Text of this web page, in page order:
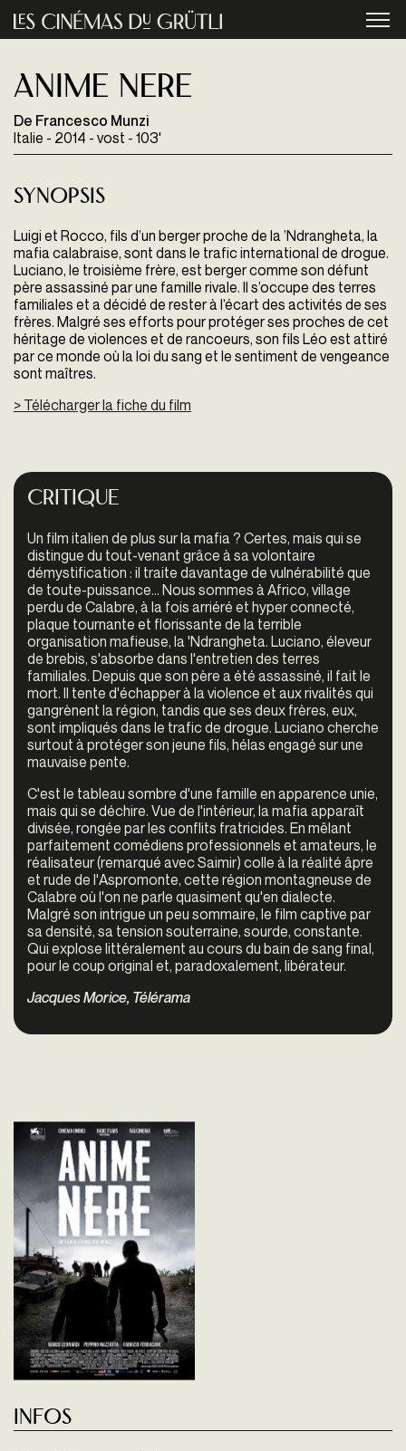
Aller au contenu principal
Anime nere
De Francesco Munzi
Italie - 2014 - vost - 103'
Synopsis
Luigi et Rocco, fils d’un berger proche de la ’Ndrangheta, la
mafia calabraise, sont dans le trafic international de drogue.
Luciano, le troisième frère, est berger comme son défunt
père assassiné par une famille rivale. Il s’occupe des terres
familiales et a décidé de rester à l’écart des activités de ses
frères. Malgré ses efforts pour protéger ses proches de cet
héritage de violences et de rancoeurs, son fils Léo est attiré
par ce monde où la loi du sang et le sentiment de vengeance
sont maîtres.
> Télécharger la fiche du film
Critique
Un film italien de plus sur la mafia ? Certes, mais qui se
dis­tingue du tout-venant grâce à sa volontaire
démystification : il traite davantage de vulnérabilité que
de toute-puissance... Nous sommes à Africo, village
perdu de Calabre, à la fois arriéré et hyper connecté,
plaque tournante et florissante de la terrible
organisation mafieuse, la 'Ndrangheta. Luciano, éleveur
de brebis, s'absorbe dans l'entretien des terres
familiales. Depuis que son père a été assassiné, il fait le
mort. Il tente d'échapper à la violence et aux rivalités qui
gangrènent la région, tandis que ses deux frères, eux,
sont impliqués dans le trafic de drogue. Luciano cherche
surtout à protéger son jeune fils, hélas engagé sur une
mauvaise pente.
C'est le tableau sombre d'une famille en apparence unie,
mais qui se déchire. Vue de l'intérieur, la mafia ­apparaît
divisée, rongée par les con­flits fratricides. En mêlant
parfaitement ­comédiens professionnels et amateurs, le
réalisateur (remarqué avecSaimir) colle à la réalité âpre
et rude de l'Aspromonte, cette région montagneuse de
Calabre où l'on ne parle quasiment qu'en dialecte.
Malgré son intrigue un peu sommaire, le film captive par
sa densité, sa tension souterraine, sourde, constante.
Qui explose littéralement au cours du bain de sang final,
pour le coup original et, paradoxalement, libérateur.
Jacques Morice, Télérama
Infos